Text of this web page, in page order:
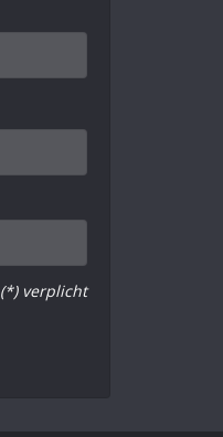
(*) verplicht